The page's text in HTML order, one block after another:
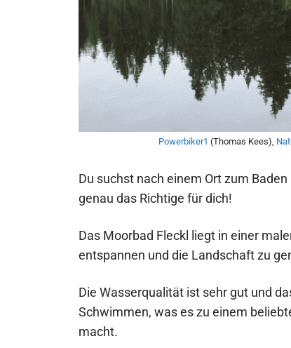
Powerbiker1 (Thomas Kees),
Du suchst nach einem Ort zum
genau das Richtige für dich!
Das Moorbad Fleckl liegt in einer
entspannen und die Landschaft zu
Die Wasserqualität ist sehr gut und
Schwimmen, was es zu einem
macht.